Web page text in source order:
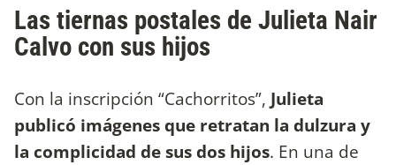
Las tiernas postales de Julieta Nair
Calvo con sus hijos
Con la inscripción “Cachorritos”, Julieta
publicó imágenes que retratan la dulzura y
la complicidad de sus dos hijos. En una de